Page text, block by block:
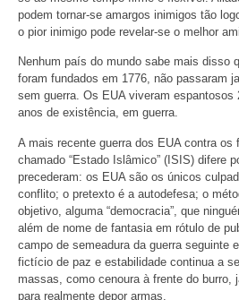
podem tornar-se amargos inimigos tão
o pior inimigo pode revelar-se o melhor
Nenhum país do mundo sabe mais disso
foram fundados em 1776, não passaram
sem guerra. Os EUA viveram espantosos
anos de existência, em guerra.
A mais recente guerra dos EUA contra
chamado “Estado Islâmico” (ISIS) difere
precederam: os EUA são os únicos
conflito; o pretexto é a autodefesa; o
objetivo, alguma “democracia”, que
além de nome de fantasia em rótulo de
campo de semeadura da guerra seguinte
fictício de paz e estabilidade continua a
massas, como cenoura à frente do burro,
para realmente depor armas.